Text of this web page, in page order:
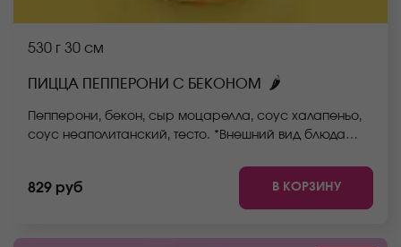
530 г 30 см
ПИЦЦА ПЕППЕРОНИ С БЕКОНОМ 🌶
Пепперони, бекон, сыр моцарелла, соус халапеньо,
соус неаполитанский, тесто. *Внешний вид блюда
829 руб В КОРЗИНУ